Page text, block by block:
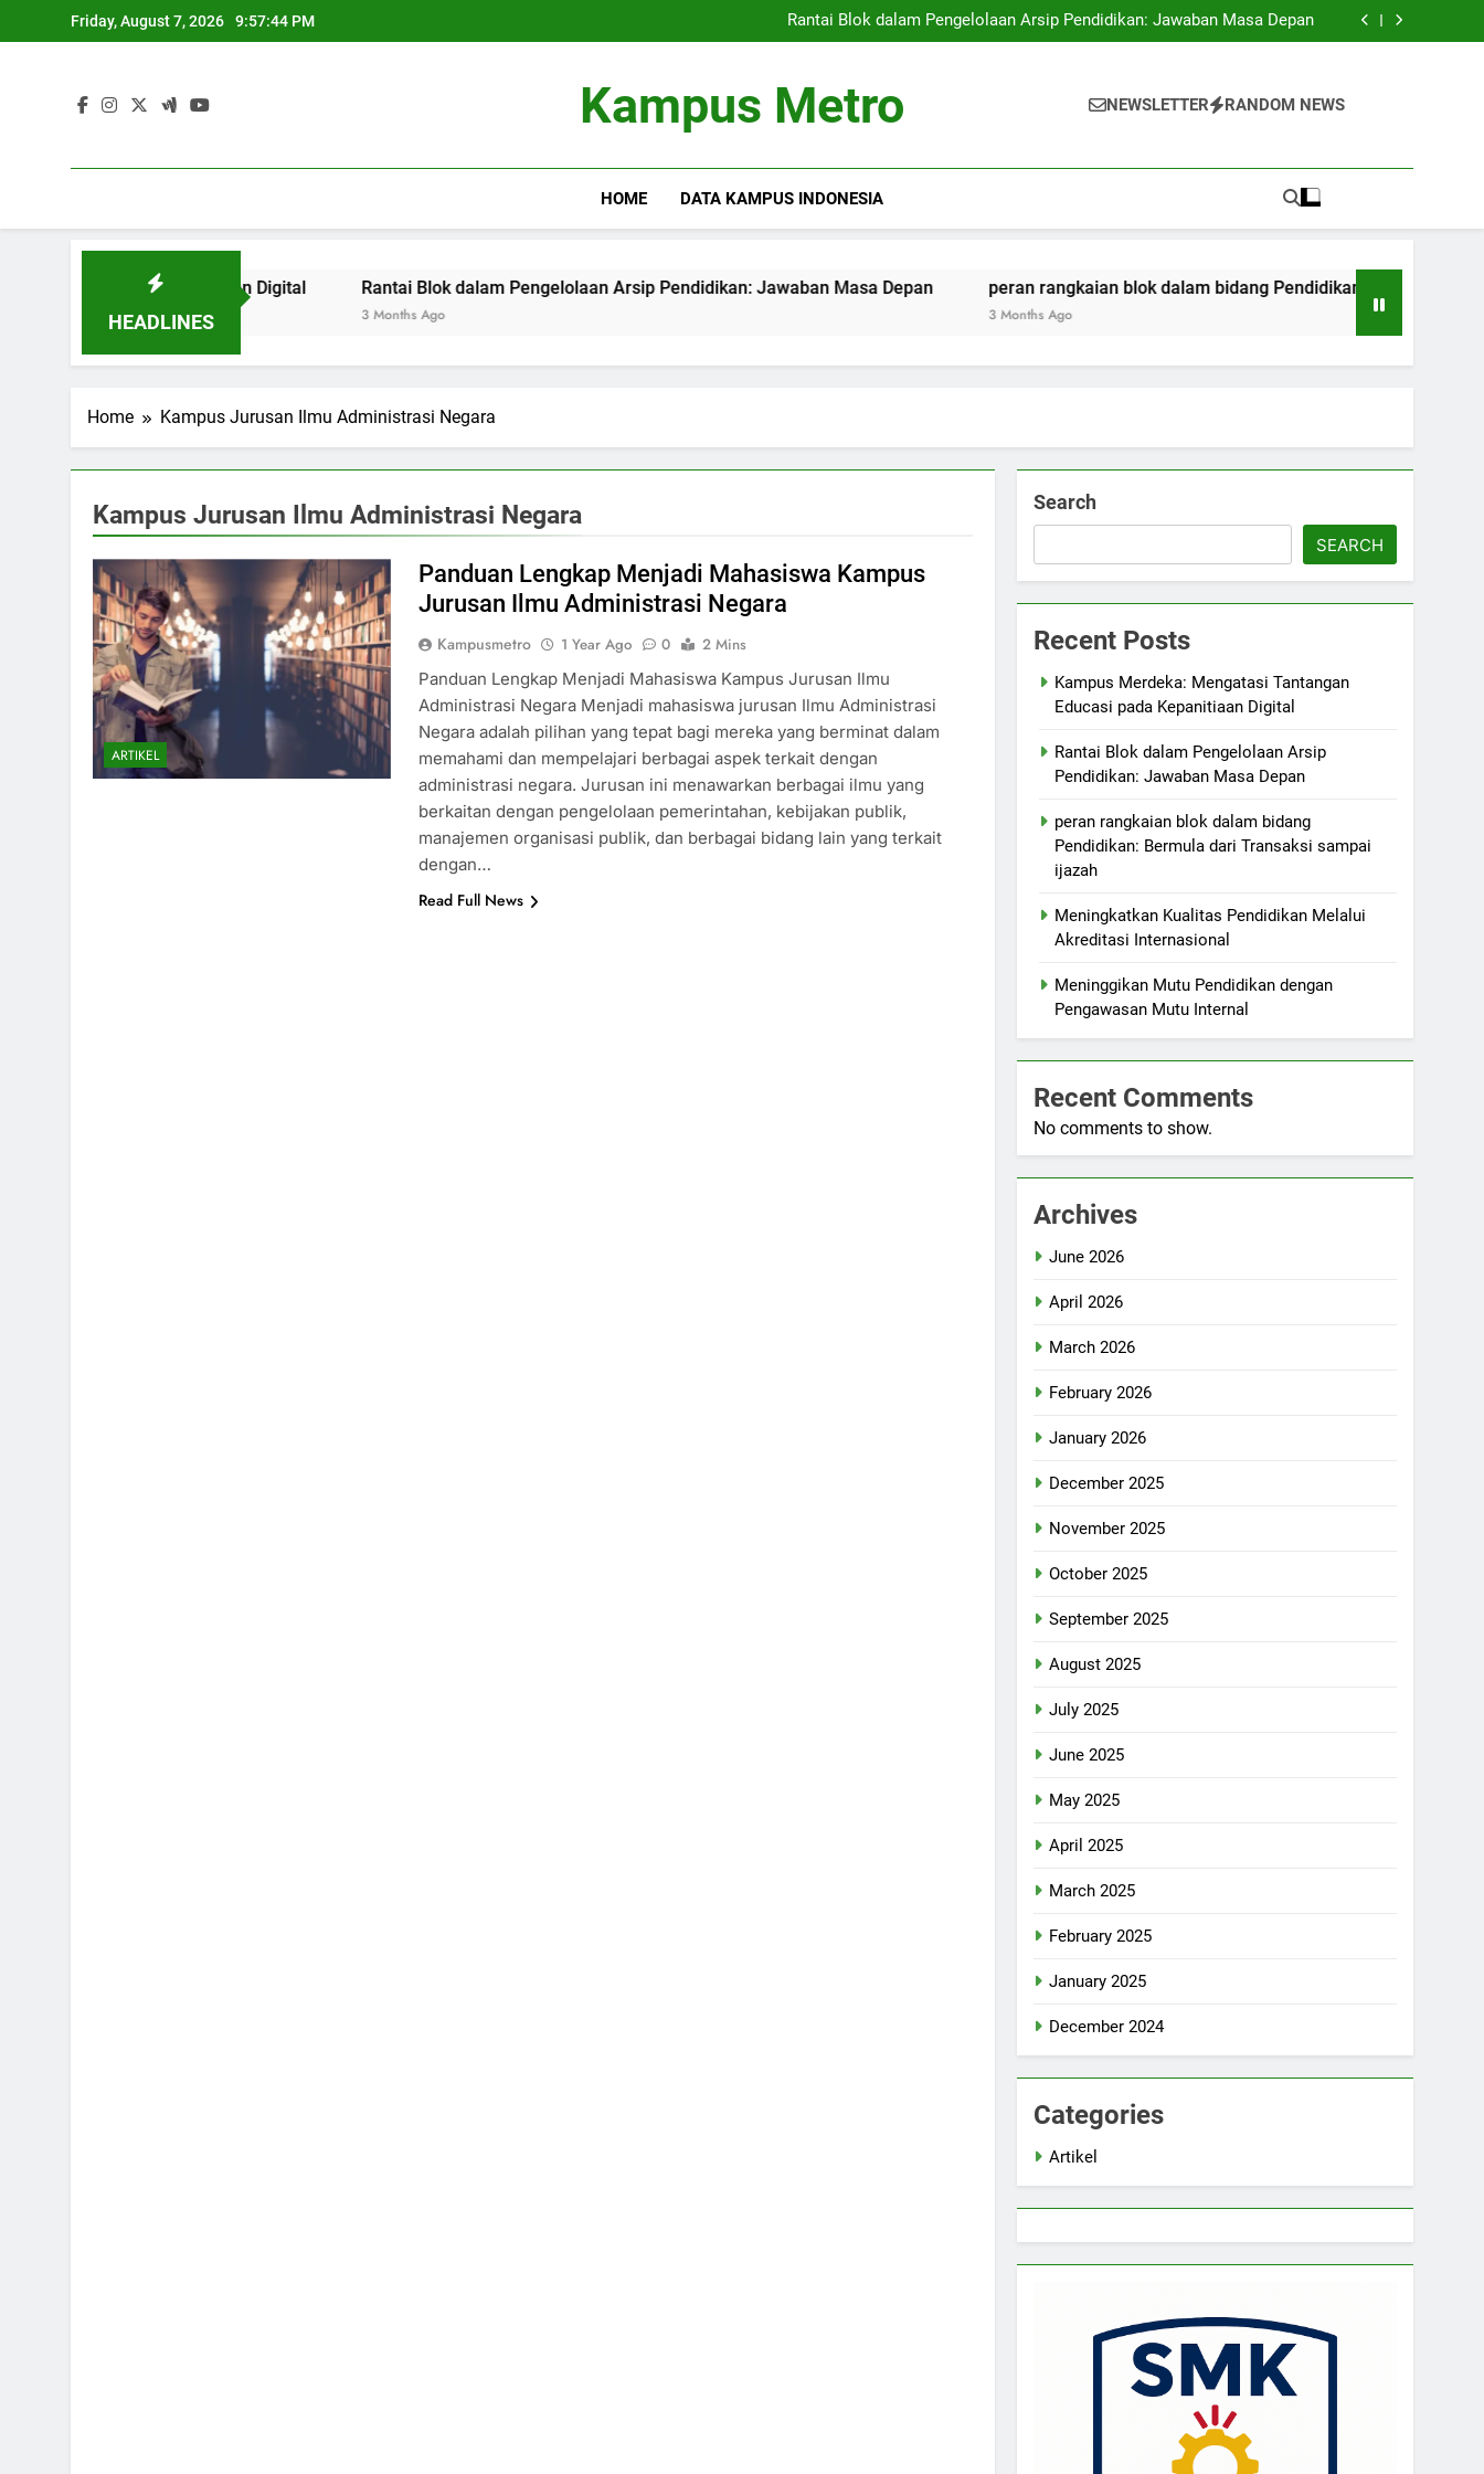
to
Friday, August 7, 2026 9:57:44 PM
Rantai Blok dalam Pengelolaan Arsip Pendidikan: Jawaban Masa Depan
peran rangkaian blok dalam bidang Pendidikan: Bermula dari Transaksi
Rantai Blok dalam Pengelolaan Arsip Pendidikan: Jawaban Masa Depan
peran rangkaian blok dalam bidang Pendidikan: Bermula dari Transaksi
Kampus Metro NEWSLETTER RANDOM NEWS
HOME DATA KAMPUS INDONESIA
HEADLINES
pada Kepanitiaan Digital Rantai Blok dalam Pengelolaan Arsip Pendidikan: Jawaban Masa Depan
3 Months Ago
peran rangkaian blok dalam bidang Pendidikan: Bermula dari
3 Months Ago
Home Kampus Jurusan Ilmu Administrasi Negara
Kampus Jurusan Ilmu Administrasi Negara
ARTIKEL
Panduan Lengkap Menjadi Mahasiswa Kampus
Jurusan Ilmu Administrasi Negara
Kampusmetro 1 Year Ago 0
2 Mins
Panduan Lengkap Menjadi Mahasiswa Kampus Jurusan Ilmu
Administrasi Negara Menjadi mahasiswa jurusan Ilmu Administrasi
Negara adalah pilihan yang tepat bagi mereka yang berminat dalam
memahami dan mempelajari berbagai aspek terkait dengan
administrasi negara. Jurusan ini menawarkan berbagai ilmu yang
berkaitan dengan pengelolaan pemerintahan, kebijakan publik,
manajemen organisasi publik, dan berbagai bidang lain yang terkait
dengan…
Read Full News
Search
SEARCH
Recent Posts
Kampus Merdeka: Mengatasi Tantangan
Educasi pada Kepanitiaan Digital
Rantai Blok dalam Pengelolaan Arsip
Pendidikan: Jawaban Masa Depan
peran rangkaian blok dalam bidang
Pendidikan: Bermula dari Transaksi sampai
ijazah
Meningkatkan Kualitas Pendidikan Melalui
Akreditasi Internasional
Meninggikan Mutu Pendidikan dengan
Pengawasan Mutu Internal
Recent Comments
No comments to show.
Archives
June 2026
April 2026
March 2026
February 2026
January 2026
December 2025
November 2025
October 2025
September 2025
August 2025
July 2025
June 2025
May 2025
April 2025
March 2025
February 2025
January 2025
December 2024
Categories
Artikel